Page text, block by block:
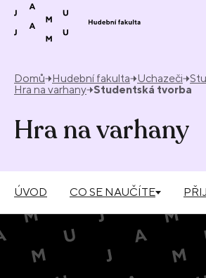
Přeskočit na obsah
Domů Hudební fakulta Uchazeči
Hra na varhany Studentská tvorba
Hra na varhany
ÚVOD CO SE NAUČÍTE